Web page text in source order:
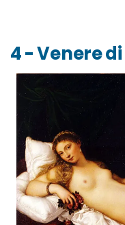
4 - Venere